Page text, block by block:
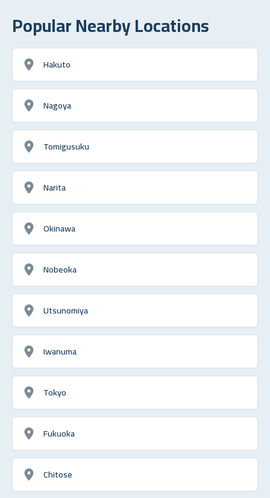
Popular Nearby Locations
Hakuto
Nagoya
Tomigusuku
Narita
Okinawa
Nobeoka
Utsunomiya
Iwanuma
Tokyo
Fukuoka
Chitose